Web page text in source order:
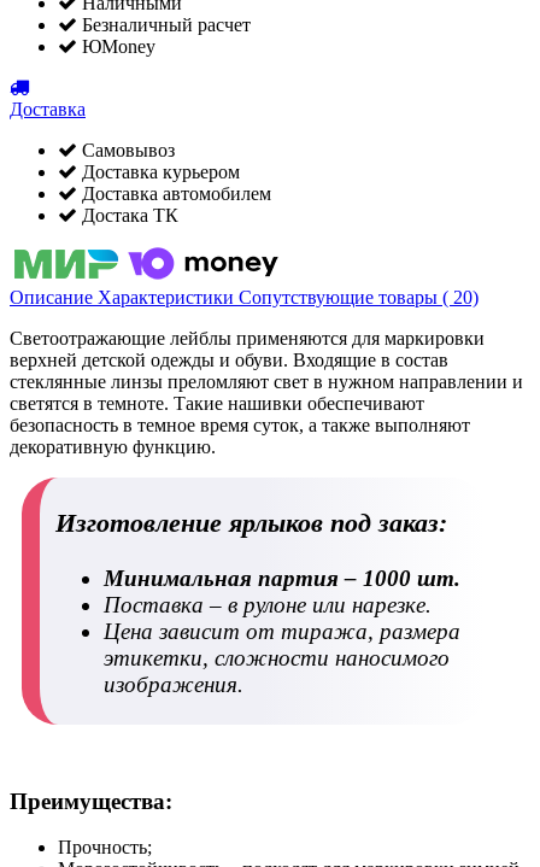
Безналичный расчет
ЮMoney
Доставка
Самовывоз
Доставка курьером
Доставка автомобилем
Достака ТК
Описание Характеристики Сопутствующие товары ( 20)
Светоотражающие лейблы применяются для маркировки
верхней детской одежды и обуви. Входящие в состав
стеклянные линзы преломляют свет в нужном направлении и
светятся в темноте. Такие нашивки обеспечивают
безопасность в темное время суток, а также выполняют
декоративную функцию.
Изготовление ярлыков под заказ:
Минимальная партия – 1000 шт.
Поставка – в рулоне или нарезке.
Цена зависит от тиража, размера
этикетки, сложности наносимого
изображения.
Преимущества:
Прочность;